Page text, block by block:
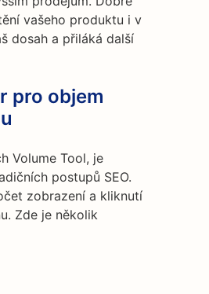
vašeho produktu i v
dosah a přiláká další
pro objem
Volume Tool, je
postupů SEO.
zobrazení a kliknutí
Zde je několik